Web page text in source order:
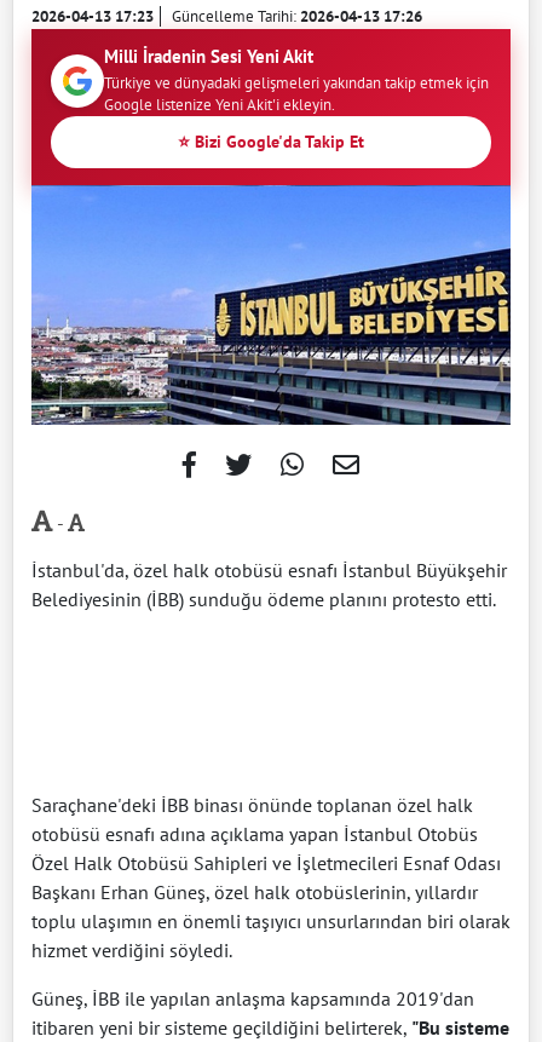
2026-04-13 17:23 Güncelleme Tarihi:2026-04-13 17:26
Milli İradenin Sesi Yeni Akit
Türkiye ve dünyadaki gelişmeleri yakından takip etmek için
Google listenize Yeni Akit'i ekleyin.
⭐ Bizi Google'da Takip Et
-
İstanbul'da, özel halk otobüsü esnafı İstanbul Büyükşehir
Belediyesinin (İBB) sunduğu ödeme planını protesto etti.
Saraçhane'deki İBB binası önünde toplanan özel halk
otobüsü esnafı adına açıklama yapan İstanbul Otobüs
Özel Halk Otobüsü Sahipleri ve İşletmecileri Esnaf Odası
Başkanı Erhan Güneş, özel halk otobüslerinin, yıllardır
toplu ulaşımın en önemli taşıyıcı unsurlarından biri olarak
hizmet verdiğini söyledi.
Güneş, İBB ile yapılan anlaşma kapsamında 2019'dan
itibaren yeni bir sisteme geçildiğini belirterek, "Bu sisteme